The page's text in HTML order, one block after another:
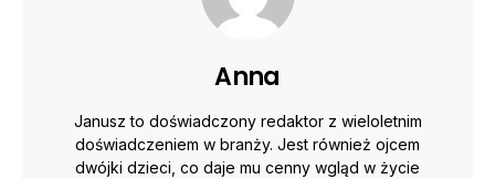
Anna
Janusz to doświadczony redaktor z wieloletnim
doświadczeniem w branży. Jest również ojcem
dwójki dzieci, co daje mu cenny wgląd w życie